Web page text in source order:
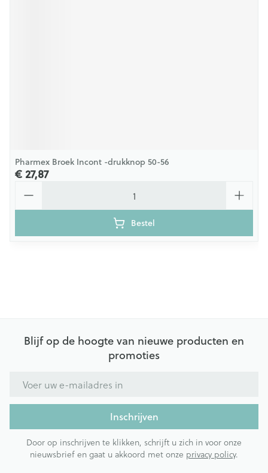
Pharmex Broek Incont -drukknop 50-56
€ 27,87
Bestel
Blijf op de hoogte van nieuwe producten en
promoties
Inschrijven
Door op inschrijven te klikken, schrijft u zich in voor onze
nieuwsbrief en gaat u akkoord met onze privacy policy.